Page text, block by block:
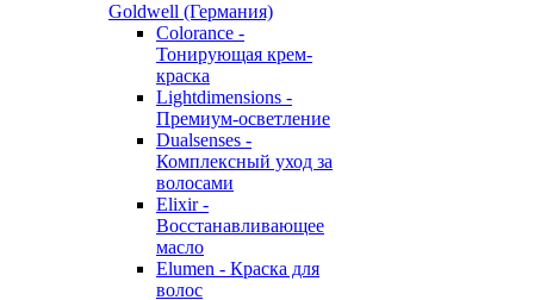
Goldwell (Германия)
Colorance -
Тонирующая крем-
краска
Lightdimensions -
Премиум-осветление
Dualsenses -
Комплексный уход за
волосами
Elixir -
Восстанавливающее
масло
Elumen - Краска для
волос